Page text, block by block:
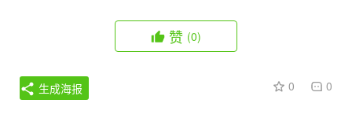
赞 (0)
0 0
生成海报